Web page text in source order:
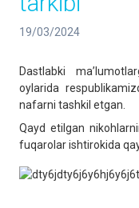
19/03/2024
Dastlabki
oylarida
nafarni tashkil etgan.
Qayd etilgan
fuqarolar ishtirokida